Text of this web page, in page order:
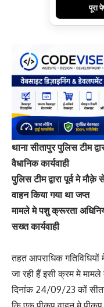
पूरा
थाना सीतापुर पुलिस टीम
वैधानिक कार्यवाही
पुलिस टीम द्वारा पूर्व मे
वाहन किया गया था जप्त
मामले मे पशु क्रूरता
सख्त कार्यवाही
तहत आपराधिक
जा रही हैं इसी क्रम मे
दिनांक 24/09/23 कों